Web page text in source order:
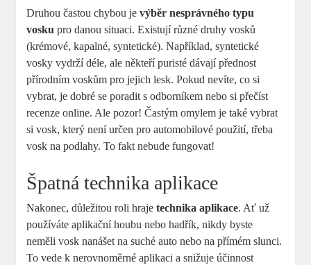
Druhou častou chybou jevýběr nesprávného typu
vosku pro danou situaci. Existují různé druhy vosků
(krémové, kapalné, syntetické). Například, syntetické
vosky vydrží déle, ale někteří puristé dávají přednost
přírodním voskům pro jejich lesk. Pokud nevíte, co si
vybrat, je dobré se poradit s odborníkem nebo si přečíst
recenze online. Ale pozor! Častým omylem je také vybrat
si vosk, který není určen pro automobilové použití, třeba
vosk na podlahy. To fakt nebude fungovat!
Špatná technika aplikace
Nakonec, důležitou roli hrajetechnika aplikace. Ať už
používáte aplikační houbu nebo hadřík, nikdy byste
neměli vosk nanášet na suché auto nebo na přímém slunci.
To vede k nerovnoměrné aplikaci a snižuje účinnost